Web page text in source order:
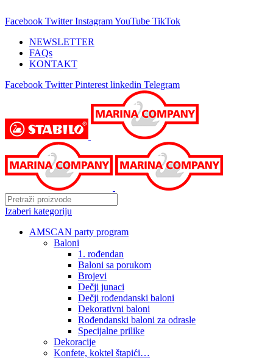
Facebook Twitter InstagramYouTube TikTok
NEWSLETTER
FAQs
KONTAKT
Facebook Twitter Pinterest linkedin Telegram
Izaberi kategoriju
AMSCAN party program
Baloni
1. rođendan
Baloni sa porukom
Brojevi
Dečji junaci
Dečji rođendanski baloni
Dekorativni baloni
Rođendanski baloni za odrasle
Specijalne prilike
Dekoracije
Konfete, koktel štapići…